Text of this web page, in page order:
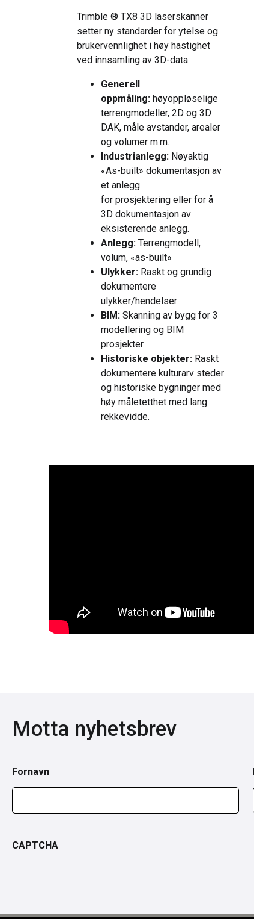
Trimble ® TX8 3D laserskanner
setter ny standarder for ytelse og
brukervennlighet i høy hastighet
ved innsamling av 3D-data.
Generell
oppmåling: høyoppløselige
terrengmodeller, 2D og 3D
DAK, måle avstander, arealer
og volumer m.m.
Industrianlegg:Nøyaktig
«As-built» dokumentasjon av
et anlegg
forprosjekteringeller for å
3D dokumentasjon av
eksisterende anlegg.
Anlegg:Terrengmodell,
volum, «as-built»
Ulykker: Raskt og grundig
dokumentere
ulykker/hendelser
BIM:Skanning av bygg for 3
modellering og BIM
prosjekter
Historiske objekter: Raskt
dokumenterekulturarv steder
og historiske bygninger med
høy måletetthet med lang
rekkevidde.
Motta nyhetsbrev
Fornavn
CAPTCHA